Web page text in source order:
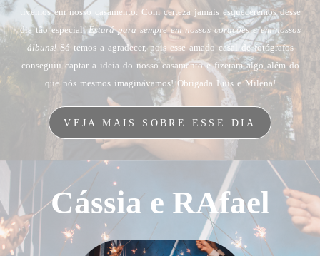
tivemos em nosso casamento. Com certeza jamais esqueceremos desse
dia tão especial.Estará para sempre em nossos corações e em nossos
álbuns! Só temos a agradecer, pois esse amado casal de fotógrafos
conseguiu captar a ideia do nosso casamento e fizeram algo além do
que nós mesmos imaginávamos! Obrigada Luis e Milena!
VEJA MAIS SOBRE ESSE DIA
Cássia e RAfael